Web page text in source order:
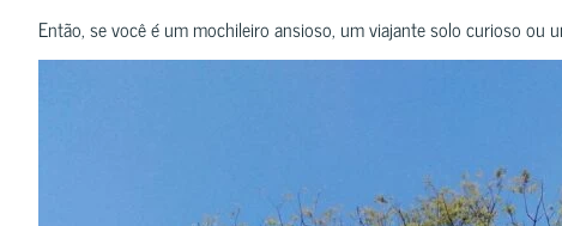
Então, se você é um mochileiro ansioso, um viajante solo curioso